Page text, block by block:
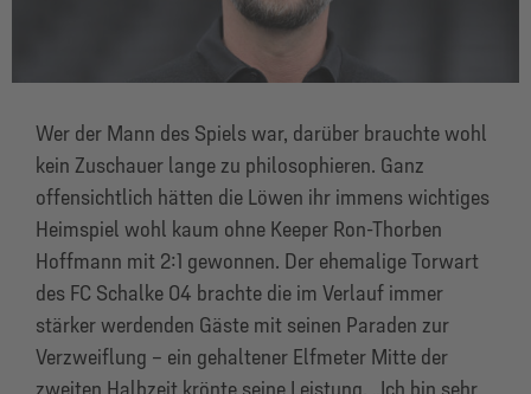
Wer der Mann des Spiels war, darüber brauchte wohl
kein Zuschauer lange zu philosophieren. Ganz
offensichtlich hätten die Löwen ihr immens wichtiges
Heimspiel wohl kaum ohne Keeper Ron-Thorben
Hoffmann mit 2:1 gewonnen. Der ehemalige Torwart
des FC Schalke 04 brachte die im Verlauf immer
stärker werdenden Gäste mit seinen Paraden zur
Verzweiflung – ein gehaltener Elfmeter Mitte der